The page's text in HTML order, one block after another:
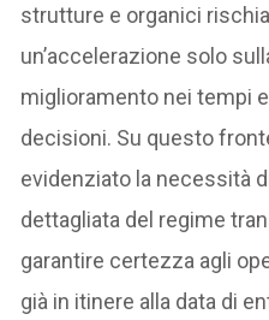
strutture e organici
un’accelerazione solo
miglioramento nei tempi
decisioni. Su questo
evidenziato la necessità
dettagliata del regime
garantire certezza agli
già in itinere alla data di